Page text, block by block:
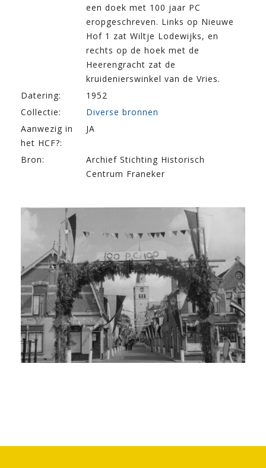
een doek met 100 jaar PC
eropgeschreven. Links op Nieuwe
Hof 1 zat Wiltje Lodewijks, en
rechts op de hoek met de
Heerengracht zat de
kruidenierswinkel van de Vries.
Datering:
1952
Collectie:
Diverse bronnen
Aanwezig in
het HCF?:
JA
Bron:
Archief Stichting Historisch
Centrum Franeker